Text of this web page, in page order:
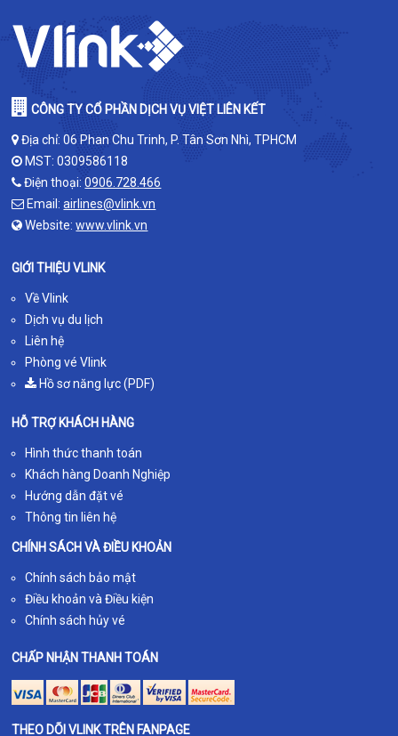
CÔNG TY CỔ PHẦN DỊCH VỤ VIỆT LIÊN KẾT
Địa chỉ: 06 Phan Chu Trinh, P. Tân Sơn Nhì, TPHCM
MST: 0309586118
Điện thoại:0906.728.466
Email:airlines@vlink.vn
Website:www.vlink.vn
GIỚI THIỆU VLINK
Về Vlink
Dịch vụ du lịch
Liên hệ
Phòng vé Vlink
Hồ sơ năng lực (PDF)
HỖ TRỢ KHÁCH HÀNG
Hình thức thanh toán
Khách hàng Doanh Nghiệp
Hướng dẫn đặt vé
Thông tin liên hệ
CHÍNH SÁCH VÀ ĐIỀU KHOẢN
Chính sách bảo mật
Điều khoản và Điều kiện
Chính sách hủy vé
CHẤP NHẬN THANH TOÁN
THEO DÕI VLINK TRÊN FANPAGE